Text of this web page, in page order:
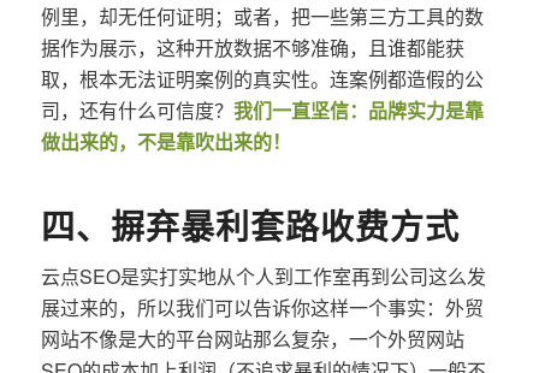
例里，却无任何证明；或者，把一些第三方工具的数
据作为展示，这种开放数据不够准确，且谁都能获
取，根本无法证明案例的真实性。连案例都造假的公
司，还有什么可信度？ 我们一直坚信：品牌实力是靠
做出来的，不是靠吹出来的！
四、摒弃暴利套路收费方式
云点SEO是实打实地从个人到工作室再到公司这么发
展过来的，所以我们可以告诉你这样一个事实：外贸
网站不像是大的平台网站那么复杂，一个外贸网站